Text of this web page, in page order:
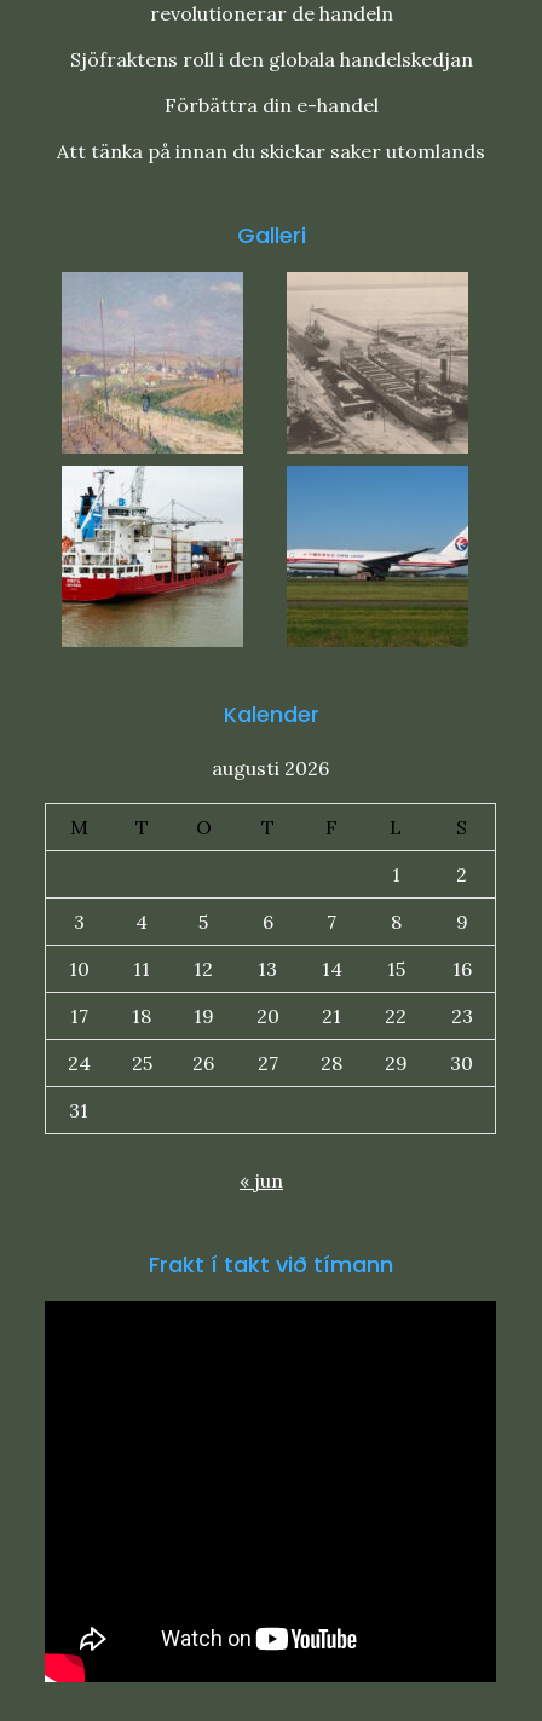
revolutionerar de handeln
Sjöfraktens roll i den globala handelskedjan
Förbättra din e-handel
Att tänka på innan du skickar saker utomlands
Galleri
Kalender
augusti 2026
M T O T F L
S
1
2
3
4 5 6 7 8
9
10
11 12 13 14 15
16
17
18 19 20 21 22
23
24
25 26 27 28 29
30
31
« jun
Frakt í takt við tímann